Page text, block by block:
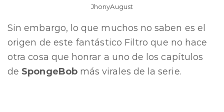
JhonyAugust
Sin embargo, lo que muchos no saben es el
origen de este fantástico Filtro que no hace
otra cosa que honrar a uno de los capítulos
de SpongeBobmás virales de la serie.